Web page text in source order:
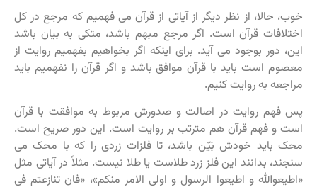
خوب، حالا، از نظر دیگر از آیاتی از قرآن می فهمیم که مرجع در کل
اختلافات قرآن است. اگر مرجع مبهم باشد، متکی به بیان باشد
این، دور بوجود می آید. برای اینکه اگر بخواهیم بفهمیم روایت از
معصوم است باید با قرآن موافق باشد و اگر قرآن را نفهمیم باید
مراجعه به روایت کنیم.
پس فهم روایت در اصالت و صدورش مربوط به موافقت با قرآن
است و فهم قرآن هم مترتب بر روایت است. این دور صریح است.
محک باید خودش بَیّن باشد، تا فلزات زردی را که با محک می
سنجند، بدانند این فلز زرد طلاست یا طلا نیست. مثلاً در آیاتی مثل
«اطیعوالله و اطیعوا الرسول و اولی الامر منکم»، «فان تنازعتم فی